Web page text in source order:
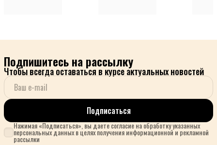
Подпишитесь на рассылку
Чтобы всегда оставаться в курсе актуальных новостей
Подписаться
Нажимая «Подписаться», вы даете согласие на обработку указанных
персональных данных в целях получения информационной и рекламной
рассылки